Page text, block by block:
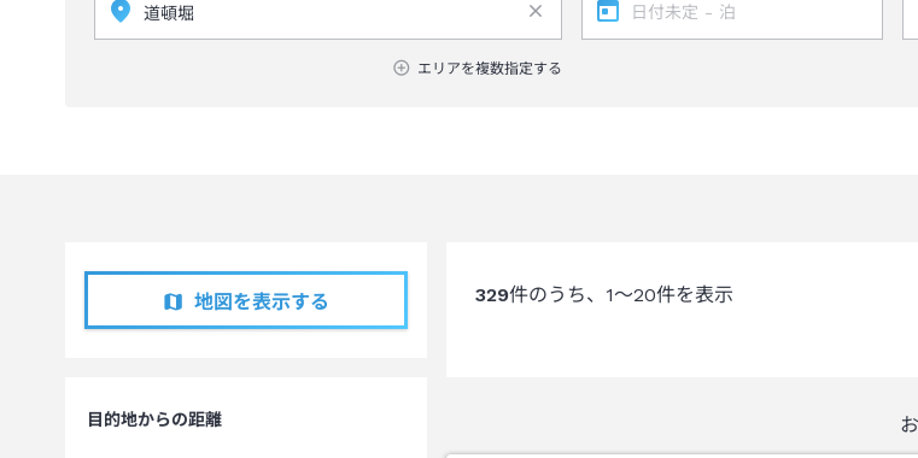
エリアを複数指定する
地図を表示する
目的地からの距離
329件のうち、 1～20件を表示